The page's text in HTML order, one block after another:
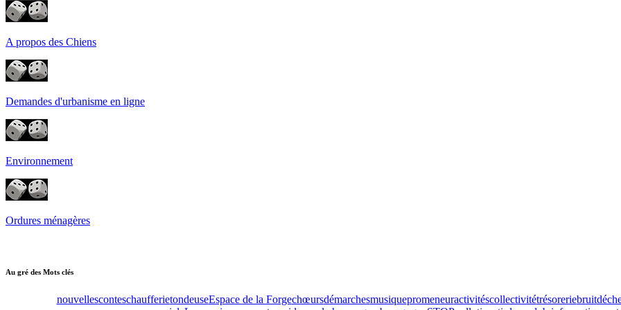
A propos des Chiens
Demandes d'urbanisme en ligne
Environnement
Ordures ménagères
Au gré des Mots clés
nouvellesconteschaufferietondeuseEspace de la Forgechœursdémarchesmusiquepromeneuractivitéscollectivitétrésoreriebruit